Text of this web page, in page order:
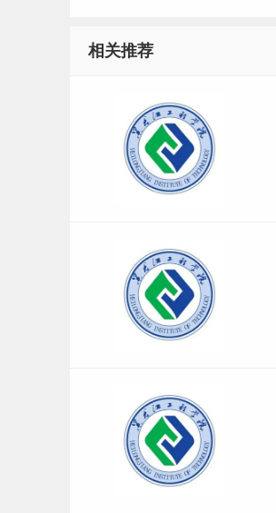
相关推荐